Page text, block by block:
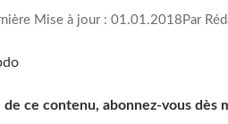
Mise à jour : 01.01.2018Par
ce contenu, abonnez-vous dès